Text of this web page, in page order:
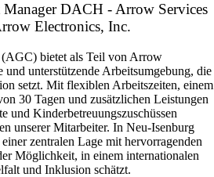
Manager DACH - Arrow Services
Electronics, Inc.
bietet als Teil von Arrow
und unterstützende Arbeitsumgebung, die
setzt. Mit flexiblen Arbeitszeiten, einem
30 Tagen und zusätzlichen Leistungen
und Kinderbetreuungszuschüssen
unserer Mitarbeiter. In Neu-Isenburg
zentralen Lage mit hervorragenden
Möglichkeit, in einem internationalen
und Inklusion schätzt.